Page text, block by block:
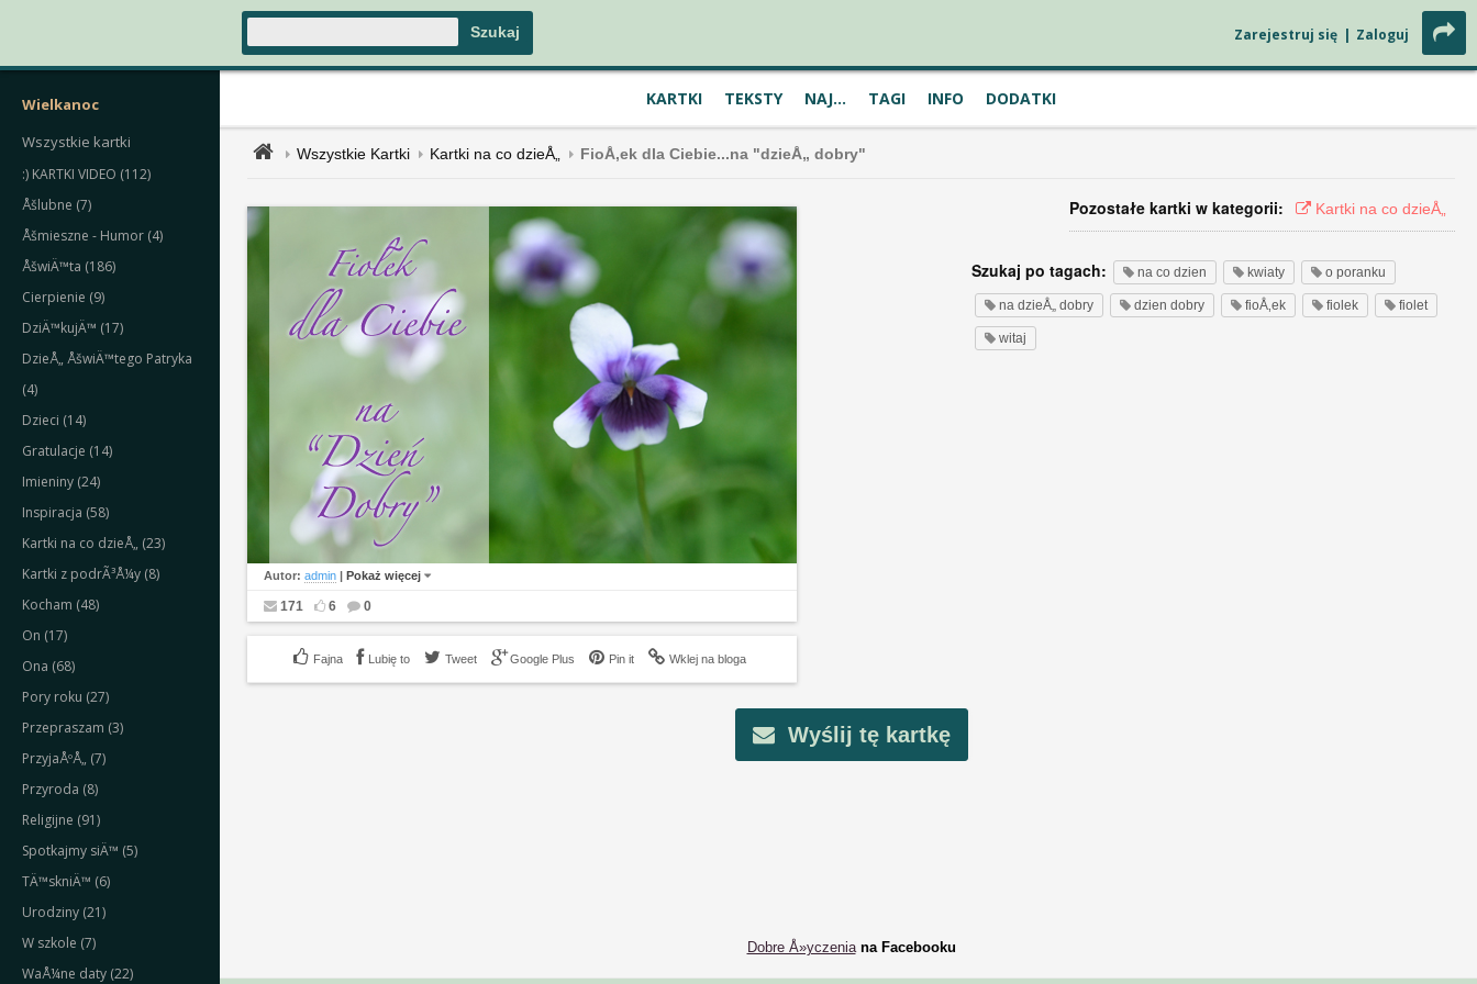
Zarejestruj się | Zaloguj
KARTKI TEKSTY NAJ... TAGI INFO DODATKI
Wielkanoc
Wszystkie kartki
:) KARTKI VIDEO (112)
Åšlubne (7)
Åšmieszne - Humor (4)
ÅšwiÄ™ta (186)
Cierpienie (9)
DziÄ™kujÄ™ (17)
DzieÅ„ ÅšwiÄ™tego Patryka
(4)
Dzieci (14)
Gratulacje (14)
Imieniny (24)
Inspiracja (58)
Kartki na co dzieÅ„ (23)
Kartki z podrÃ³Å¼y (8)
Kocham (48)
On (17)
Ona (68)
Pory roku (27)
Przepraszam (3)
PrzyjaÅºÅ„ (7)
Przyroda (8)
Religijne (91)
Spotkajmy siÄ™ (5)
TÄ™skniÄ™ (6)
Urodziny (21)
W szkole (7)
WaÅ¼ne daty (22)
Wszystkie Kartki Kartki na co dzieÅ„ FioÅ‚ek dla Ciebie...na "dzieÅ„ dobry"
Pozostałe kartki w kategorii: Kartki na co dzieÅ„
Szukaj po tagach: na co dzien kwiaty o poranku
na dzieÅ„ dobry dzien dobry fioÅ‚ek fiolek fiolet
witaj
Autor: admin | Pokaż więcej
171 6 0
Lubię to Tweet Google Plus Pin it Wklej na bloga
Wyślij tę kartkę
Dobre Å»yczeniana Facebooku